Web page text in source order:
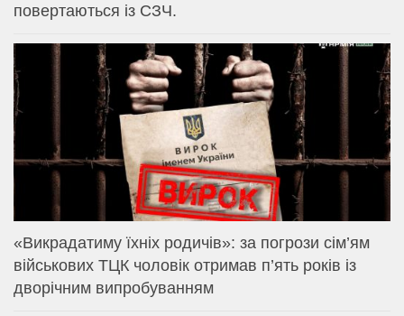
повертаються із СЗЧ.
«Викрадатиму їхніх родичів»: за погрози сім’ям
військових ТЦК чоловік отримав п’ять років із
дворічним випробуванням